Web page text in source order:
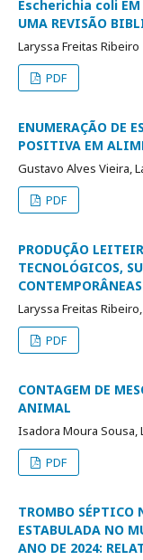
Escherichia coli EM
UMA REVISÃO
Laryssa Freitas Ribeiro
PDF
ENUMERAÇÃO DE
POSITIVA EM
Gustavo Alves Vieira,
PDF
PRODUÇÃO
TECNOLÓGICOS,
Laryssa Freitas
PDF
CONTAGEM DE
ANIMAL
Isadora Moura Sousa,
PDF
TROMBO SÉPTICO
ESTABULADA NO
ANO DE 2024: